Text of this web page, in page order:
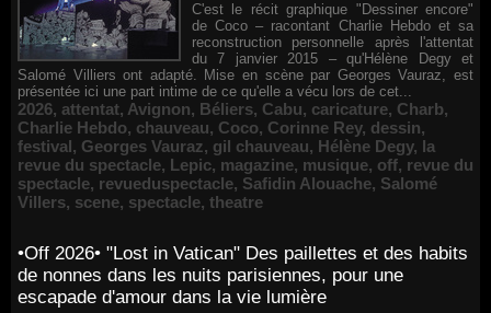
C'est le récit graphique "Dessiner encore"
de Coco – racontant Charlie Hebdo et sa
reconstruction personnelle après l'attentat
du 7 janvier 2015 – qu'Hélène Degy et
Salomé Villiers ont adapté. Mise en scène par Georges Vauraz, est
présentée ici une part intime de ce qu'elle a vécu lors de cet...
2026, attentat, Avignon, Béliers, Cabu, caricature, Charb,
Charlie Hebdo, chauveau, Coco, Corinne Rey, dessin,
festival, Georges Vauraz, gil chauveau, Hélène Degy, la
revue du spectacle, Lepic, magazine, musique, off, revue du
spectacle, revueduspectacle, Safidin Alouache, Salomé
Villers, scene, spectacle, theatre
•Off 2026• "Lost in Vatican" Des paillettes et des habits
de nonnes dans les nuits parisiennes, pour une
escapade d'amour dans la vie lumière